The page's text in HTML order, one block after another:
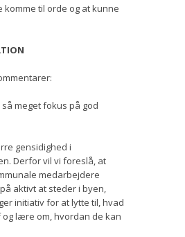
komme til orde og at kunne
meget fokus på god
gensidighed i
Derfor vil vi foreslå, at
medarbejdere
aktivt at steder i byen,
initiativ for at lytte til, hvad
lære om, hvordan de kan